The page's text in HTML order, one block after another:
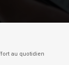
au quotidien